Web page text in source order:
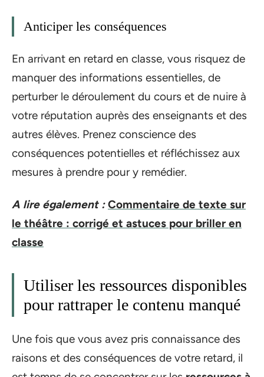
Anticiper les conséquences
En arrivant en retard en classe, vous risquez de
manquer des informations essentielles, de
perturber le déroulement du cours et de nuire à
votre réputation auprès des enseignants et des
autres élèves. Prenez conscience des
conséquences potentielles et réfléchissez aux
mesures à prendre pour y remédier.
A lire également : Commentaire de texte sur
le théâtre : corrigé et astuces pour briller en
classe
Utiliser les ressources disponibles
pour rattraper le contenu manqué
Une fois que vous avez pris connaissance des
raisons et des conséquences de votre retard, il